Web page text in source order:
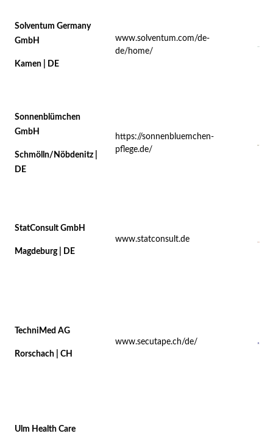
Solventum Germany
GmbH
Kamen | DE
www.solventum.com/de-
de/home/
Sonnenblümchen
GmbH
Schmölln/Nöbdenitz |
DE
https://sonnenbluemchen-
pflege.de/
StatConsult GmbH
Magdeburg | DE
www.statconsult.de
TechniMed AG
Rorschach | CH
www.secutape.ch/de/
Ulm Health Care